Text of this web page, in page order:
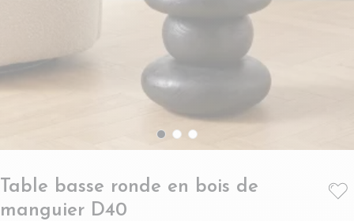
Table basse ronde en bois de
manguier D40